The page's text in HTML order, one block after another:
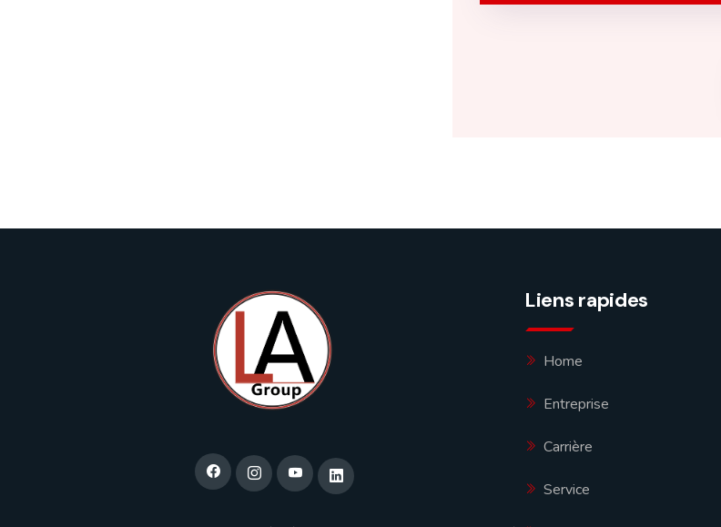
Liens rapides
Home
Entreprise
Carrière
Service